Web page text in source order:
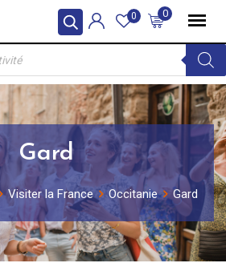
0
0
Gard
Visiter la France Occitanie Gard